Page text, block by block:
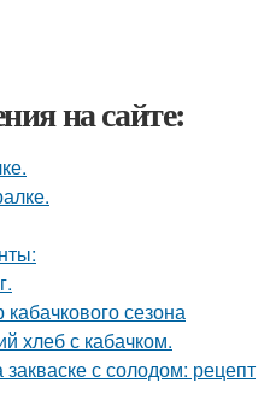
на сайте:
сезона
хлеб с кабачком.
с солодом: рецепт